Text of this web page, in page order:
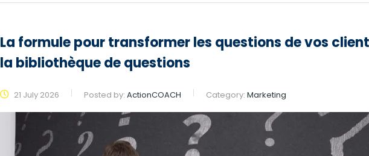
La formule pour transformer les questions de vos
la bibliothèque de questions
21 July 2026 Posted by: ActionCOACH Category: Marketing